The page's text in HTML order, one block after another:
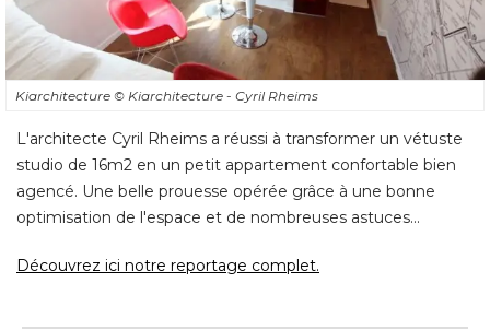
Kiarchitecture © Kiarchitecture - Cyril Rheims
L'architecte Cyril Rheims a réussi à transformer un vétuste
studio de 16m2 en un petit appartement confortable bien
agencé. Une belle prouesse opérée grâce à une bonne
optimisation de l'espace et de nombreuses astuces...
Découvrez ici notre reportage complet.